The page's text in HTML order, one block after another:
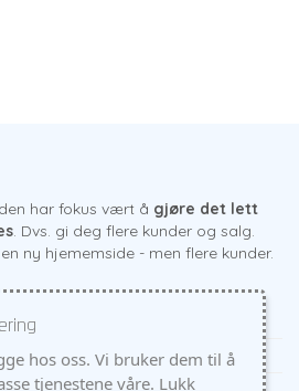
har fokus vært å gjøre det lett
. Dvs. gi deg flere kunder og salg.
ny hjememside - men flere kunder.
hos oss. Vi bruker dem til å
tjenestene våre. Lukk